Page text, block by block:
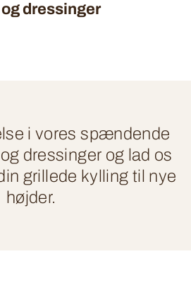
dressinger
i vores spændende
dressinger og lad os
grillede kylling til nye
højder.